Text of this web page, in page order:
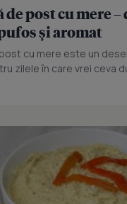
post cu mere –
și aromat
cu mere este un
zilele în care vrei ceva